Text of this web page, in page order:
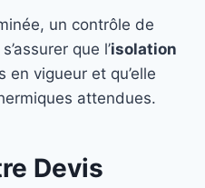
un contrôle de
que l’isolation
en vigueur et qu’elle
attendues.
Devis